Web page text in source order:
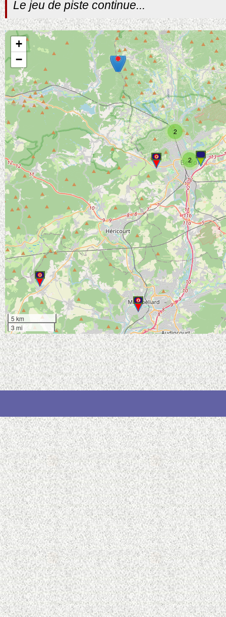
Le jeu de piste continue...
2
2
+
−
5 km
3 mi